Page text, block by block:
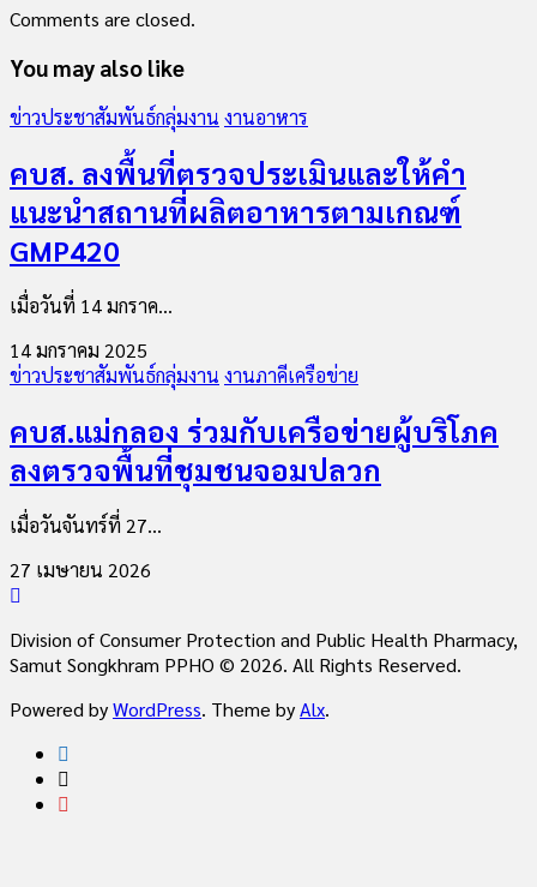
Comments are closed.
You may also like
ข่าวประชาสัมพันธ์กลุ่มงาน งานอาหาร
คบส. ลงพื้นที่ตรวจประเมินและให้คำ
แนะนำสถานที่ผลิตอาหารตามเกณฑ์
GMP420
เมื่อวันที่ 14 มกราค...
14 มกราคม 2025
ข่าวประชาสัมพันธ์กลุ่มงาน งานภาคีเครือข่าย
คบส.แม่กลอง ร่วมกับเครือข่ายผู้บริโภค
ลงตรวจพื้นที่ชุมชนจอมปลวก
เมื่อวันจันทร์ที่ 27...
27 เมษายน 2026
Division of Consumer Protection and Public Health Pharmacy,
Samut Songkhram PPHO © 2026. All Rights Reserved.
Powered byWordPress. Theme byAlx.